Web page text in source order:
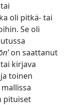
oli pitkä- tai
Se oli
on saattanut
kirjava
toinen
pituiset